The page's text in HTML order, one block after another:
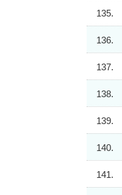
135.
136.
137.
138.
139.
140.
141.